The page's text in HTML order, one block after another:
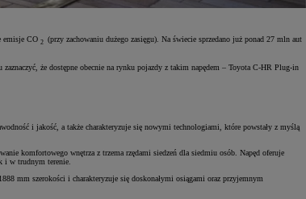
emisje CO 2 (przy zachowaniu dużego zasięgu). Na świecie sprzedano już ponad 27 mln aut
że dostępne obecnie na rynku pojazdy z takim napędem – Toyota C-HR Plug-in
i jakość, a także charakteryzuje się nowymi technologiami, które powstały z myślą
komfortowego wnętrza z trzema rzędami siedzeń dla siedmiu osób. Napęd oferuje
i w trudnym terenie.
mm szerokości i charakteryzuje się doskonałymi osiągami oraz przyjemnym